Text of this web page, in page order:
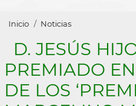
Sobrescribir
enlaces
de
ayuda
Inicio Noticias
D. JESÚS
PREMIADO
DE LOS